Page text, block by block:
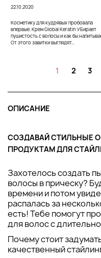
22.10.2020
Косметику для кудрявых пробовала
впервые. Крем Global Keratin УБирает
пушистость с волосы и как бы
От этого завитки выглядят...
1 2 3
ОПИСАНИЕ
СОЗДАВАЙ СТИЛЬНЫЕ
ПРОДУКТАМ ДЛЯ
Захотелось создать
волосы в прическу?
времени и потом
распалась за
есть! Тебе помогут
для волос с
Почему стоит
качественный